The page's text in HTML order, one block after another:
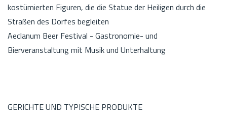
kostümierten Figuren, die die Statue der Heiligen durch die
Straßen des Dorfes begleiten
Aeclanum Beer Festival - Gastronomie- und
Bierveranstaltung mit Musik und Unterhaltung
GERICHTE UND TYPISCHE PRODUKTE